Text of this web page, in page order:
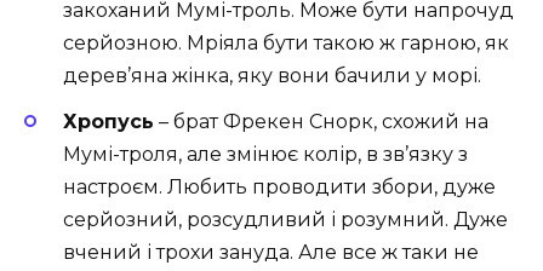
закоханий Мумі-троль. Може бути напрочуд
серйозною. Мріяла бути такою ж гарною, як
дерев’яна жінка, яку вони бачили у морі.
Хропусь – брат Фрекен Снорк, схожий на
Мумі-троля, але змінює колір, в зв’язку з
настроєм. Любить проводити збори, дуже
серйозний, розсудливий і розумний. Дуже
вчений і трохи зануда. Але все ж таки не